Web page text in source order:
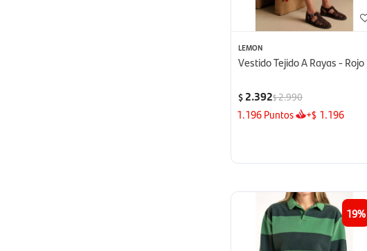
LEMON
Vestido Tejido A Rayas - Rojo
$2.392$2.990
1.196Puntos +$ 1.196
19